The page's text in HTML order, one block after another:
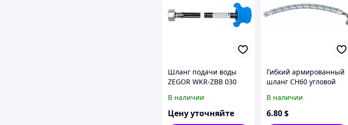
Шланг подачи воды
ZEGOR WKR-ZBB 030
В наличии
Цену уточняйте
Гибкий армированный
шланг СН60 угловой
В наличии
6.80$